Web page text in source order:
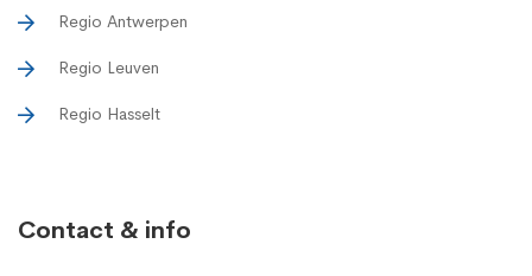
Regio Antwerpen
Regio Leuven
Regio Hasselt
Contact & info